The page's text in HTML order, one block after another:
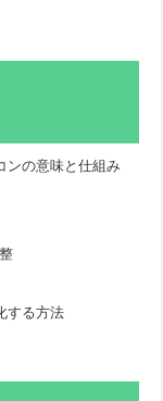
ンの意味と仕組み
する方法